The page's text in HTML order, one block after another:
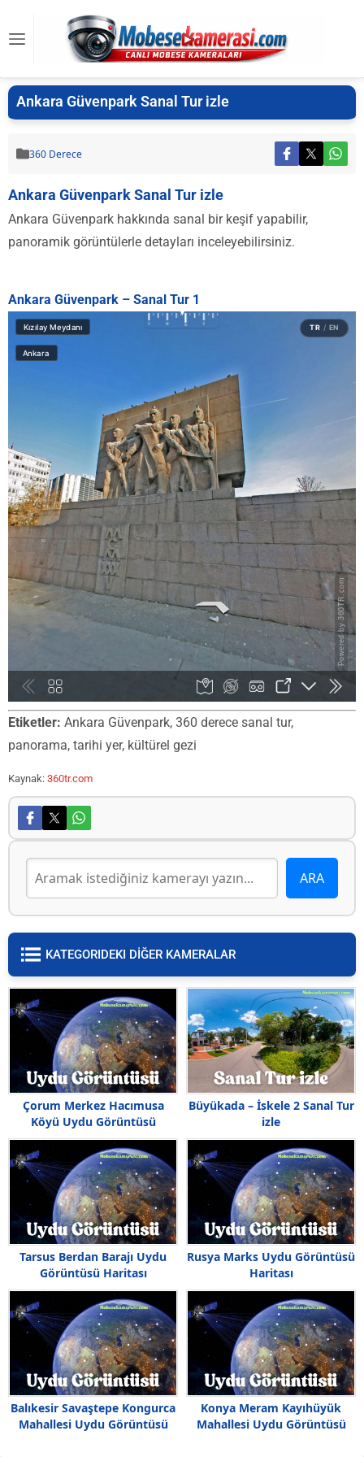
Ankara Güvenpark Sanal Tur izle
360 Derece
Ankara Güvenpark Sanal Tur izle
Ankara Güvenpark hakkında sanal bir keşif yapabilir,
panoramik görüntülerle detayları inceleyebilirsiniz.
Ankara Güvenpark – Sanal Tur 1
Etiketler: Ankara Güvenpark, 360 derece sanal tur,
panorama, tarihi yer, kültürel gezi
Kaynak: 360tr.com
KATEGORIDEKI DİĞER KAMERALAR
Çorum Merkez Hacımusa
Köyü Uydu Görüntüsü
Büyükada – İskele 2 Sanal Tur
izle
Tarsus Berdan Barajı Uydu
Görüntüsü Haritası
Rusya Marks Uydu Görüntüsü
Haritası
Balıkesir Savaştepe Kongurca
Mahallesi Uydu Görüntüsü
Konya Meram Kayıhüyük
Mahallesi Uydu Görüntüsü